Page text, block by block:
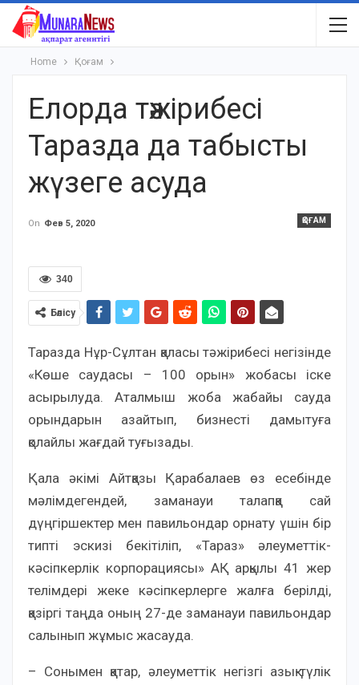
Home Қоғам
Елорда тәжірибесі
Таразда да табысты
жүзеге асуда
ҚОҒАМ
On Фев 5, 2020
340
Бөлісу
Таразда Нұр-Сұлтан қаласы тәжірибесі негізінде
«Көше саудасы – 100 орын» жобасы іске
асырылуда. Аталмыш жоба жабайы сауда
орындарын азайтып, бизнесті дамытуға
қолайлы жағдай туғызады.
Қала әкімі Айтқазы Қарабалаев өз есебінде
мәлімдегендей, заманауи талапқа сай
дүңгіршектер мен павильондар орнату үшін бір
типті эскизі бекітіліп, «Тараз» әлеуметтік-
кәсіпкерлік корпорациясы» АҚ арқылы 41 жер
телімдері жеке кәсіпкерлерге жалға берілді,
қазіргі таңда оның 27-де заманауи павильондар
салынып жұмыс жасауда.
– Сонымен қатар, әлеуметтік негізгі азық-түлік